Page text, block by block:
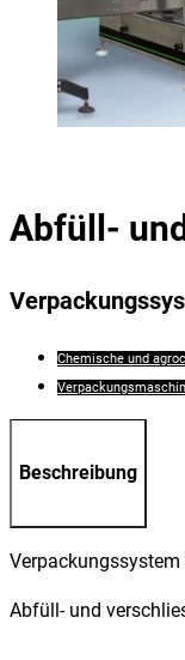
Abfüll-
Chemische und
Beschreibung
Abfüll- und